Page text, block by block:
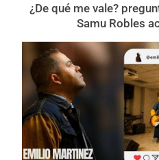
¿De qué me vale?
Samu Robles